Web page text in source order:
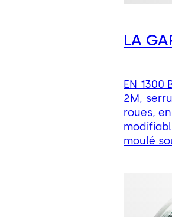
LA
EN 1300
2M,
roues,
moulé